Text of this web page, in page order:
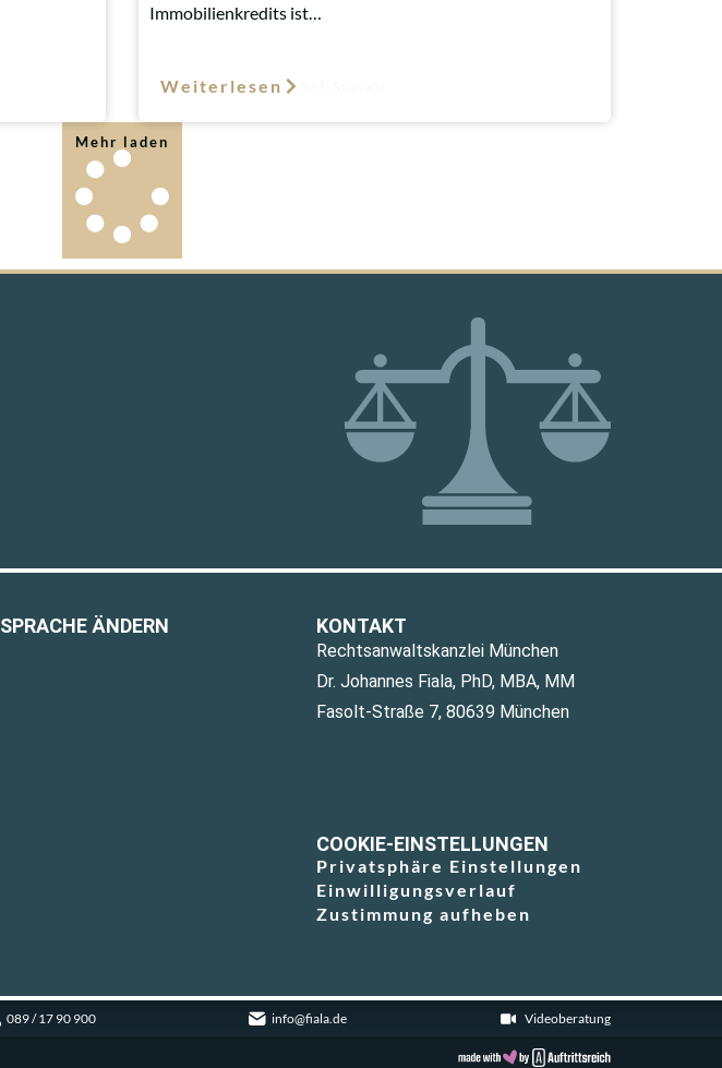
Immobilienkredits ist…
Weiterlesen
Mehr laden
SPRACHE ÄNDERN KONTAKT
Rechtsanwaltskanzlei München
Dr. Johannes Fiala, PhD, MBA, MM
Fasolt-Straße 7, 80639 München
COOKIE-EINSTELLUNGEN
Privatsphäre Einstellungen
Einwilligungsverlauf
Zustimmung aufheben
089 / 17 90 900 info@fiala.de Videoberatung